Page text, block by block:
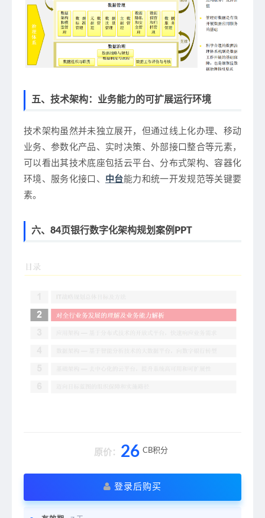
五、技术架构：业务能力的可扩展运行环境
技术架构虽然并未独立展开，但通过线上化办理、移动
业务、参数化产品、实时决策、外部接口整合等元素，
可以看出其技术底座包括云平台、分布式架构、容器化
环境、服务化接口、 中台能力和统一开发规范等关键要
素。
六、84页银行数字化架构规划案例PPT
原价： 26 CB积分
登录后购买